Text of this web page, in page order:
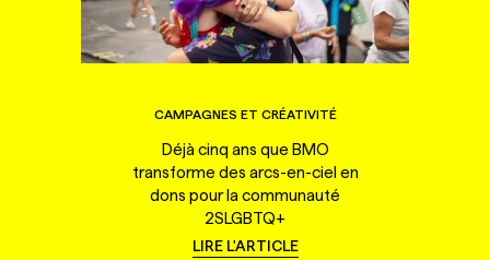
CAMPAGNES ET CRÉATIVITÉ
Déjà cinq ans que BMO
transforme des arcs-en-ciel en
dons pour la communauté
2SLGBTQ+
LIRE L'ARTICLE